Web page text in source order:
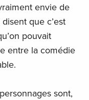
envie de
que c’est
pouvait
entre la comédie
sont,